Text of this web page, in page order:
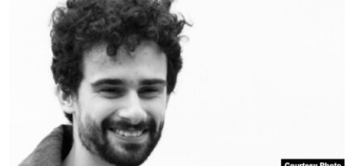
Вернутся
КАВКАЗ.РЕАЛИИ
СЕВЕР.РЕАЛИИ
СИБИРЬ.РЕАЛИИ
РАСПИСАНИЕ ВЕЩАНИЯ
ПОДПИШИТЕСЬ НА РАССЫЛКУ